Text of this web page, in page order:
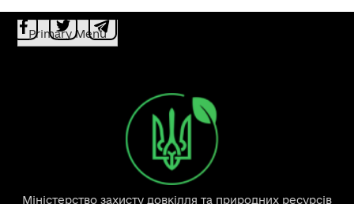
Primary Menu
Міністерство захисту довкілля та природних ресурсів